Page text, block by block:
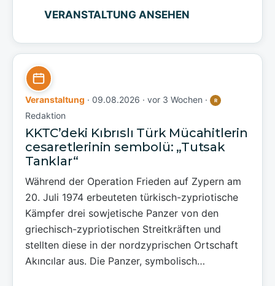
VERANSTALTUNG ANSEHEN
Veranstaltung · 09.08.2026 · vor 3 Wochen · R
Redaktion
KKTC’deki Kıbrıslı Türk Mücahitlerin
cesaretlerinin sembolü: „Tutsak
Tanklar“
Während der Operation Frieden auf Zypern am
20. Juli 1974 erbeuteten türkisch-zypriotische
Kämpfer drei sowjetische Panzer von den
griechisch-zypriotischen Streitkräften und
stellten diese in der nordzyprischen Ortschaft
Akıncılar aus. Die Panzer, symbolisch…